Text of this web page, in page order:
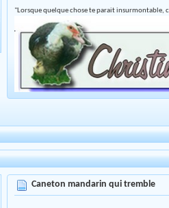
"Lorsque quelque chose te parait insurmontable,
Caneton mandarin qui tremble